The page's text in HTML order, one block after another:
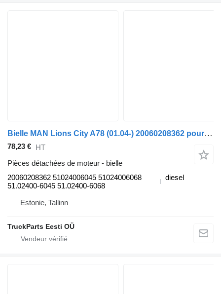
Bielle MAN Lions City A78 (01.04-) 20060208362 pour MAN Lion's bus (1991-)
78,23 € HT
Pièces détachées de moteur - bielle
20060208362 51024006045 51024006068
51.02400-6045 51.02400-6068
diesel
Estonie, Tallinn
TruckParts Eesti OÜ